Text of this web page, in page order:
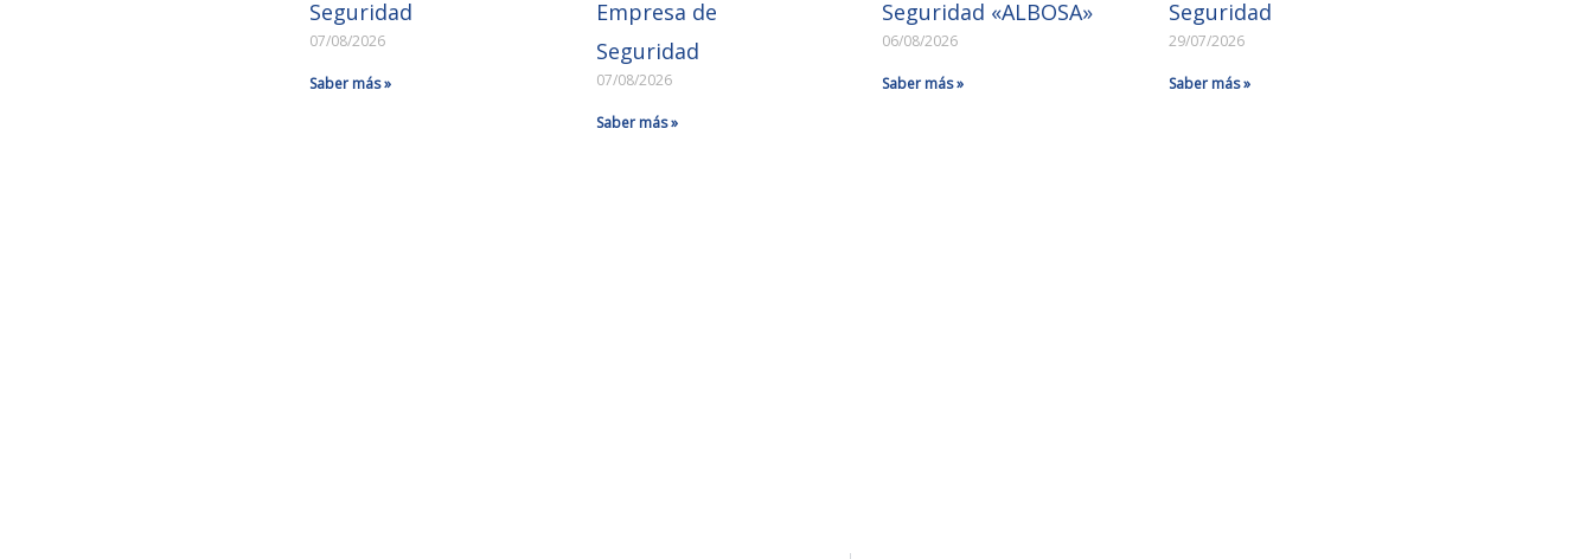
Seguridad
07/08/2026
Saber más »
Empresa de
Seguridad
07/08/2026
Saber más »
Seguridad «ALBOSA»
06/08/2026
Saber más »
Seguridad
29/07/2026
Saber más »